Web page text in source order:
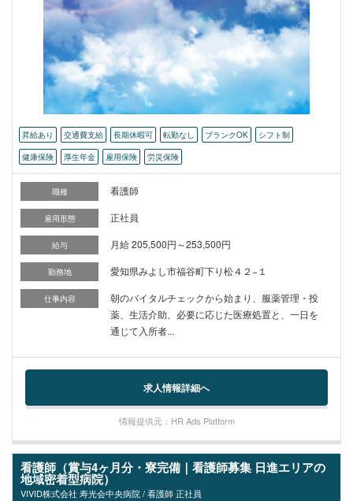
昇給あり 交通費支給 長期休暇可 転勤なし ブランクOK
シフト制
健康保険
厚生年金 雇用保険 労災保険
職種 看護師
雇用形態 正社員
給与 月給 205,500円～253,500円
勤務地 愛知県みよし市福谷町下り松４２−１
仕事内容
朝のバイタルチェックから始まり、服薬管理・投
薬、生活介助、必要に応じた医療処置と、一日を
通じて入所者...
求人情報詳細へ
情報提供元：HR Ads Platform
看護師（賞与4ヶ月分・寮完備｜看護師募集 日進エリアの
地域密着型病院）
VIVID株式会社 寿光会中央病院 / 看護師 正社員